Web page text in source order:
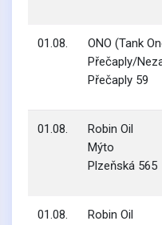
01.08.
ONO (Tank
Přečaply/
Přečaply 59
01.08.
Robin Oil
Mýto
Plzeňská 565
01.08.
Robin Oil